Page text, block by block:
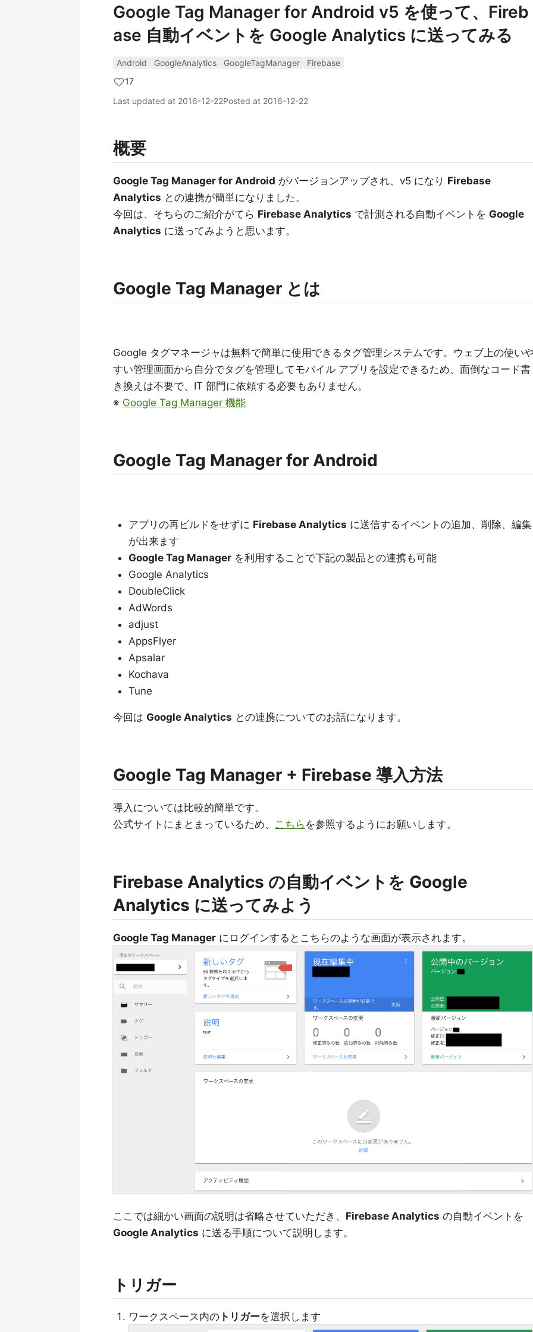
Google Tag Manager for Android v5 を使って、Fireb
ase 自動イベントを Google Analytics に送ってみる
Android GoogleAnalytics GoogleTagManager
Firebase
17
Last updated at 2016-12-22Posted at 2016-12-22
概要
Google Tag Manager for Android がバージョンアップされ、v5 になり Firebase
Analytics との連携が簡単になりました。
今回は、そちらのご紹介がてら Firebase Analytics で計測される自動イベントを Google
Analytics に送ってみようと思います。
Google Tag Manager とは
Google タグマネージャは無料で簡単に使用できるタグ管理システムです。ウェブ上の使い
すい管理画面から自分でタグを管理してモバイル アプリを設定できるため、面倒なコード書
き換えは不要で、IT 部門に依頼する必要もありません。
※ Google Tag Manager 機能
Google Tag Manager for Android
アプリの再ビルドをせずに Firebase Analytics に送信するイベントの追加、削除、編集
が出来ます
Google Tag Managerを利用することで下記の製品との連携も可能
Google Analytics
DoubleClick
AdWords
adjust
AppsFlyer
Apsalar
Kochava
Tune
今回は Google Analytics との連携についてのお話になります。
Google Tag Manager + Firebase 導入方法
導入については比較的簡単です。
公式サイトにまとまっているため、 こちら を参照するようにお願いします。
Firebase Analytics の自動イベントを Google
Analytics に送ってみよう
Google Tag Manager にログインするとこちらのような画面が表示されます。
ここでは細かい画面の説明は省略させていただき、 Firebase Analytics の自動イベントを
Google Analytics に送る手順について説明します。
トリガー
ワークスペース内のトリガーを選択します